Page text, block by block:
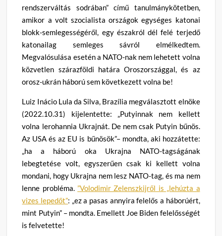
rendszerváltás sodrában” című tanulmánykötetben,
amikor a volt szocialista országok egységes katonai
blokk-semlegességéről, egy északról dél felé terjedő
katonailag semleges sávról elmélkedtem.
Megvalósulása esetén a NATO-nak nem lehetett volna
közvetlen szárazföldi határa Oroszországgal, és az
orosz-ukrán háború sem következett volna be!
Luiz Inácio Lula da Silva, Brazília megválasztott elnöke
(2022.10.31) kijelentette: „Putyinnak nem kellett
volna lerohannia Ukrajnát. De nem csak Putyin bűnös.
Az USA és az EU is bűnösök”– mondta, aki hozzátette:
„ha a háború oka Ukrajna NATO-tagságának
lebegtetése volt, egyszerűen csak ki kellett volna
mondani, hogy Ukrajna nem lesz NATO-tag, és ma nem
lenne probléma.”Volodimir Zelenszkijről is „lehúzta a
vizes lepedőt”: „ez a pasas annyira felelős a háborúért,
mint Putyin” – mondta. Emellett Joe Biden felelősségét
is felvetette!